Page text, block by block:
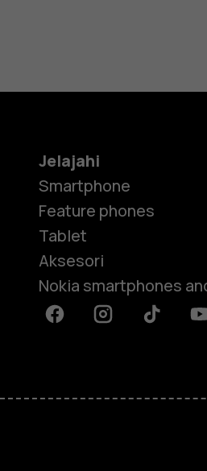
Jelajahi
Smartphone
Feature phones
Tablet
Aksesori
Nokia smartphones
FacebookInstagramTiktok